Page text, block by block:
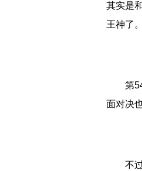
其实是
王神了。
第
面对决
不